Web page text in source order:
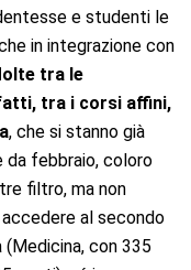
e studenti le
in integrazione con
tra le
tra i corsi affini,
, che si stanno già
da febbraio, coloro
filtro, ma non
al secondo
con 335